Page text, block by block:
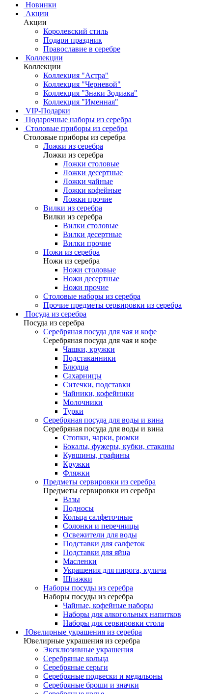
Новинки
Акции
Акции
Королевский стиль
Подари праздник
Православие в серебре
Коллекции
Коллекции
Коллекция "Астра"
Коллекция "Черневой"
Коллекция "Знаки Зодиака"
Коллекция "Именная"
VIP-Подарки
Подарочные наборы из серебра
Столовые приборы из серебра
Столовые приборы из серебра
Ложки из серебра
Ложки из серебра
Ложки столовые
Ложки десертные
Ложки чайные
Ложки кофейные
Ложки прочие
Вилки из серебра
Вилки из серебра
Вилки столовые
Вилки десертные
Вилки прочие
Ножи из серебра
Ножи из серебра
Ножи столовые
Ножи десертные
Ножи прочие
Столовые наборы из серебра
Прочие предметы сервировки из серебра
Посуда из серебра
Посуда из серебра
Серебряная посуда для чая и кофе
Серебряная посуда для чая и кофе
Чашки, кружки
Подстаканники
Блюдца
Сахарницы
Ситечки, подставки
Чайники, кофейники
Молочники
Турки
Серебряная посуда для воды и вина
Серебряная посуда для воды и вина
Стопки, чарки, рюмки
Бокалы, фужеры, кубки, стаканы
Кувшины, графины
Кружки
Фляжки
Предметы сервировки из серебра
Предметы сервировки из серебра
Вазы
Подносы
Кольца салфеточные
Солонки и перечницы
Освежители для воды
Подставки для салфеток
Подставки для яйца
Масленки
Украшения для пирога, кулича
Шпажки
Наборы посуды из серебра
Наборы посуды из серебра
Чайные, кофейные наборы
Наборы для алкогольных напитков
Наборы для сервировки стола
Ювелирные украшения из серебра
Ювелирные украшения из серебра
Эксклюзивные украшения
Серебряные кольца
Серебряные серьги
Серебряные подвески и медальоны
Серебряные броши и значки